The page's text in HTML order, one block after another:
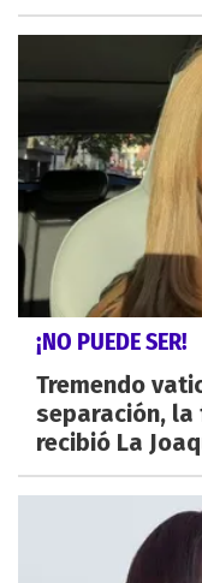
¡NO PUEDE SER!
Tremendo
separación,
recibió La